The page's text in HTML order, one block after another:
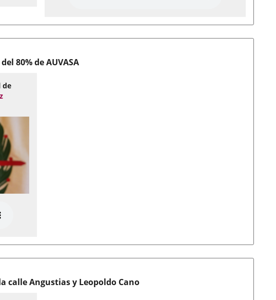
80% de AUVASA
de
calle Angustias y Leopoldo Cano